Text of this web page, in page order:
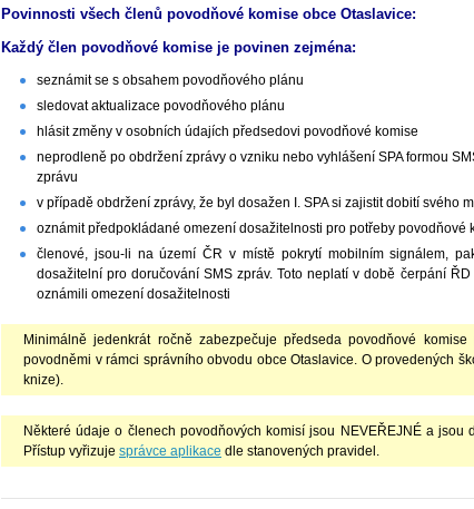
Povinnosti všech členů povodňové komise obce Otaslavice:
Každý člen povodňové komise je povinen zejména:
seznámit se s obsahem povodňového plánu
sledovat aktualizace povodňového plánu
hlásit změny v osobních údajích předsedovi povodňové komise
neprodleně po obdržení zprávy o vzniku nebo vyhlášení SPA formou
zprávu
v případě obdržení zprávy, že byl dosažen I. SPA si zajistit dobití svého
oznámit předpokládané omezení dosažitelnosti pro potřeby povodňové
členové, jsou-li na území ČR v místě pokrytí mobilním signálem,
dosažitelní pro doručování SMS zpráv. Toto neplatí v době čerpání
oznámili omezení dosažitelnosti
Minimálně jedenkrát ročně zabezpečuje předseda povodňové
povodněmi v rámci správního obvodu obce Otaslavice. O provedených
knize).
Některé údaje o členech povodňových komisí jsou NEVEŘEJNÉ a jsou
Přístup vyřizuje správce aplikace dle stanovených pravidel.